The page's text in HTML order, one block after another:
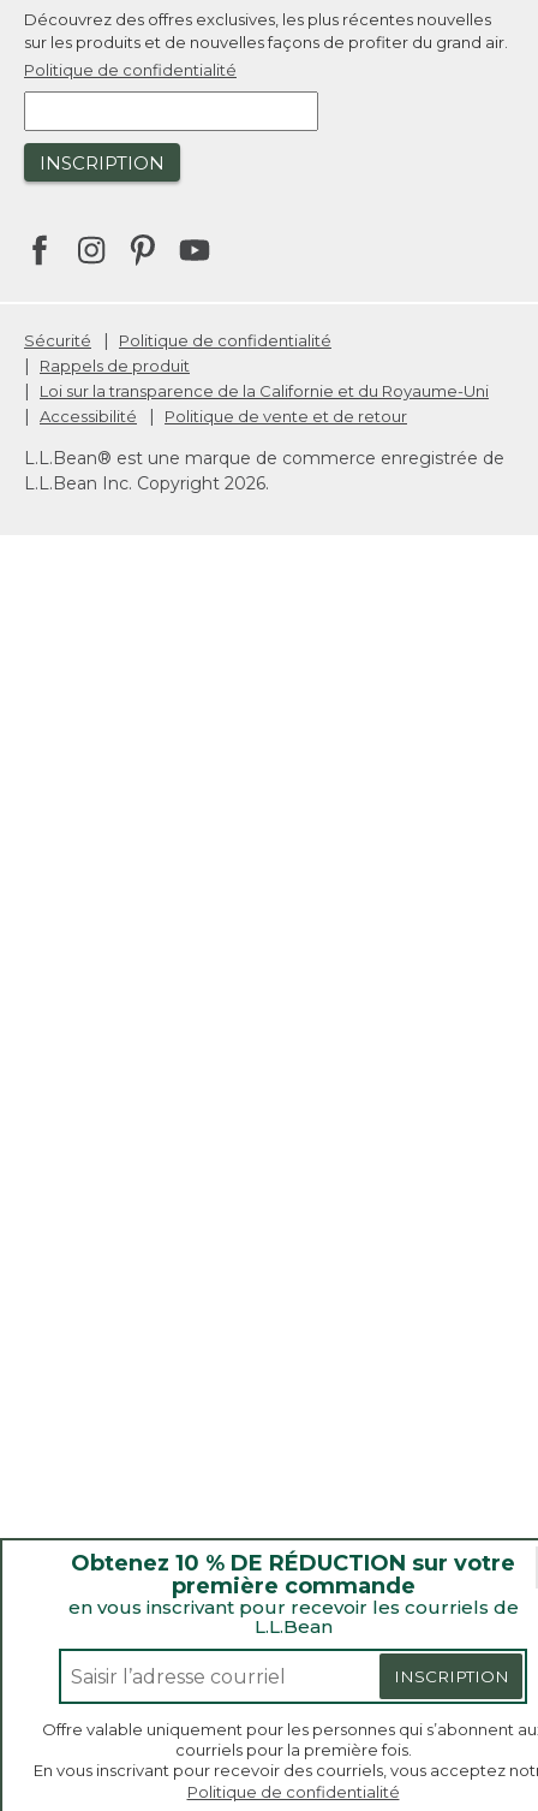
Obtenez 10 % DE RÉDUCTION sur votre
première commande
en vous inscrivant pour recevoir les courriels de
L.L.Bean
INSCRIPTION
Offre valable uniquement pour les personnes qui s’abonnent
courriels pour la première fois.
En vous inscrivant pour recevoir des courriels, vous acceptez
Politique de confidentialité
Découvrez des offres exclusives, les plus récentes nouvelles
sur les produits et de nouvelles façons de profiter du grand air.
Politique de confidentialité
INSCRIPTION
Bienvenue sur llbean.ca! Nous utilisons des témoins de
connexion et d’autres technologies pour vous offrir la
meilleure expérience possible. Consultez notrePolitique
pour en savoir plus.
Sécurité Politique de confidentialité
Rappels de produit
Loi sur la transparence de la Californie et du Royaume-Uni
Accessibilité Politique de vente et de retour
L.L.Bean® est une marque de commerce enregistrée de
L.L.Bean Inc. Copyright 2026.